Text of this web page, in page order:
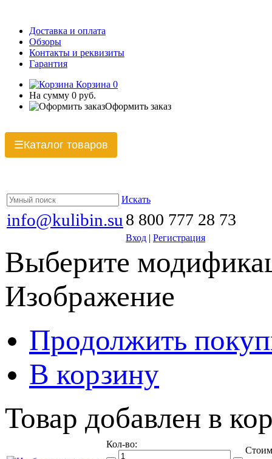
Доставка и оплата
Обзоры
Контакты и реквизиты
Гарантия
Корзина 0
На сумму 0 руб.
Оформить заказ
☰Каталог товаров
Искать
info@kulibin.su 8 800 777 28 73
Вход | Регистрация
Выберите
Изображение
Продолжить
В корзину
Товар добавлен в
Кол-во: